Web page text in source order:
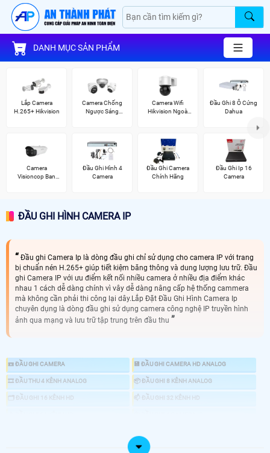
DANH MỤC SẢN PHẨM
Lắp Camera
H.265+ Hikvision
Camera Chống
Ngược Sáng
Camera Wifi
Hikvision Ngoài
Đầu Ghi 8 Ổ Cứng
Dahua
Camera
Visioncop Ban
Đầu Ghi Hình 4
Camera
Đầu Ghi Camera
Chính Hãng
Đầu Ghi Ip 16
Camera
ĐẦU GHI HÌNH CAMERA IP
Đầu ghi Camera Ip là dòng đầu ghi chỉ sử dụng cho camera IP với trang
bị chuẩn nén H.265+ giúp tiết kiệm băng thông và dung lượng lưu trữ. Đầu
ghi Camera IP với ưu điểm kết nối nhiều camera ở nhiều địa điểm khác
nhau 1 cách dễ dàng chính vì vây dễ dàng nâng cấp hệ thống cammera
mà không cần phải thi công lại dây.Lắp Đặt Đầu Ghi Hình Camera Ip
chuyên dụng là dòng đầu ghi sử dụng camera công nghệ IP truyền hình
ảnh qua mạng và lưu trữ tập trung trên đầu thu
📼 ĐẦU GHI CAMERA 💾 ĐẦU GHI CAMERA HD ANALOG
🎞 ĐẦU THU 4 KÊNH ANALOG 📦 ĐẦU GHI 8 KÊNH ANALOG
🗂 ĐẦU GHI 16 KÊNH HD 📫 ĐẦU GHI 32 KÊNH HD
🎞 ĐẦU THU 64 CAMERA IP